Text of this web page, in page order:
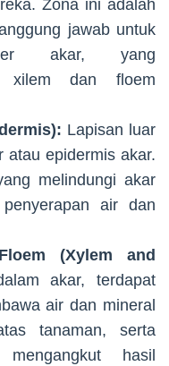
Zona ini adalah
jawab untuk
akar, yang
xilem dan floem
Lapisan luar
atau epidermis akar.
melindungi akar
air dan
(Xylem and
akar, terdapat
air dan mineral
tanaman, serta
hasil